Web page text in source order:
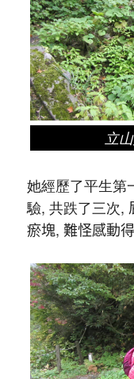
立
她經歷了平生第
驗, 共跌了三次,
瘀塊, 難怪感動